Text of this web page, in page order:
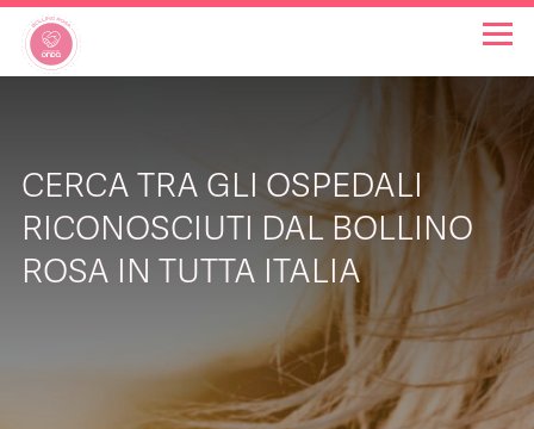
INIZIATIVE
NOTIZIE
CERCA TRA GLI OSPEDALI
RICONOSCIUTI DAL BOLLINO
ROSA IN TUTTA ITALIA